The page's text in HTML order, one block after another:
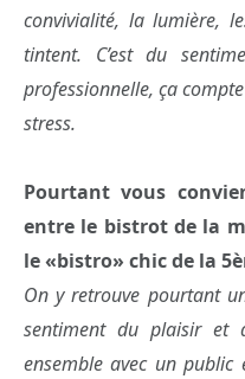
convivialité, la lumière,
tintent. C’est du
professionnelle, ça
stress.
Pourtant vous
entre le bistrot de la
le «bistro» chic de la
On y retrouve pourtant
sentiment du plaisir et
ensemble avec un